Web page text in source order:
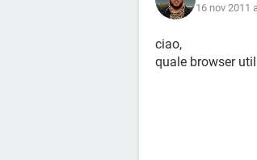
16 nov 2011
ciao,
quale browser